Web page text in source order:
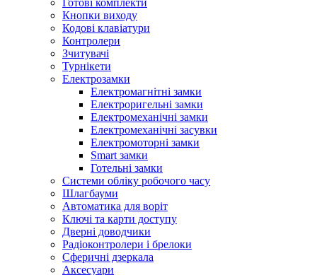
Готові комплекти
Кнопки виходу
Кодові клавіатури
Контролери
Зчитувачі
Турнікети
Електрозамки
Електромагнітні замки
Електроригельні замки
Електромеханічні замки
Електромеханічні засувки
Електромоторні замки
Smart замки
Готельні замки
Системи обліку робочого часу
Шлагбауми
Автоматика для воріт
Ключі та карти доступу
Дверні доводчики
Радіоконтролери і брелоки
Сферичні дзеркала
Аксесуари